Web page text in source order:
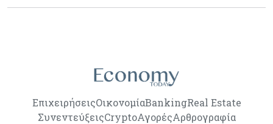
ΕπιχειρήσειςΟικονομίαBankingReal Estate
ΣυνεντεύξειςCryptoΑγορέςΑρθρογραφία